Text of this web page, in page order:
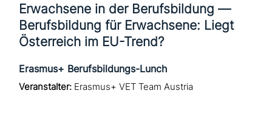
Erwachsene in der Berufsbildung —
Berufsbildung für Erwachsene: Liegt
Österreich im EU-Trend?
Erasmus+ Berufsbildungs-Lunch
Veranstalter: Erasmus+ VET Team Austria